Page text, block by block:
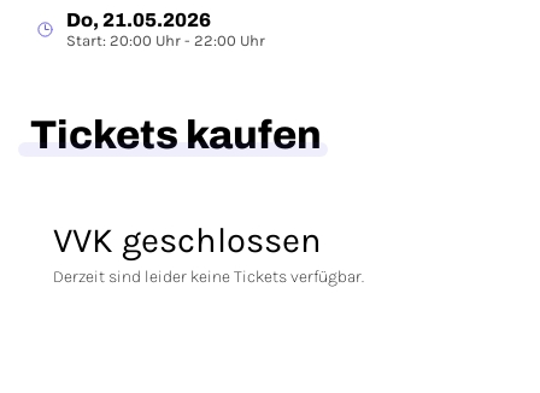
Do, 21.05.2026
Start: 20:00 Uhr - 22:00 Uhr
Tickets kaufen
VVK geschlossen
Derzeit sind leider keine Tickets verfügbar.